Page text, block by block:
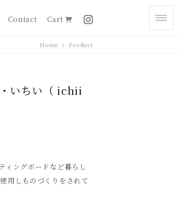
Contact Cart
Home Product
いちい（ ichii
ィングボードなど暮らし
用しものづくりをされて